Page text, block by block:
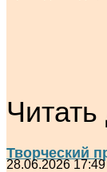
Творческий
28.06.2026 17:49